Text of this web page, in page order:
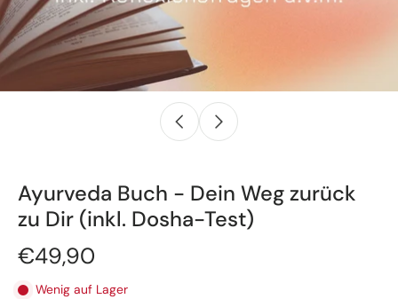
Ayurveda Buch - Dein Weg zurück
zu Dir (inkl. Dosha-Test)
€49,90
Wenig auf Lager